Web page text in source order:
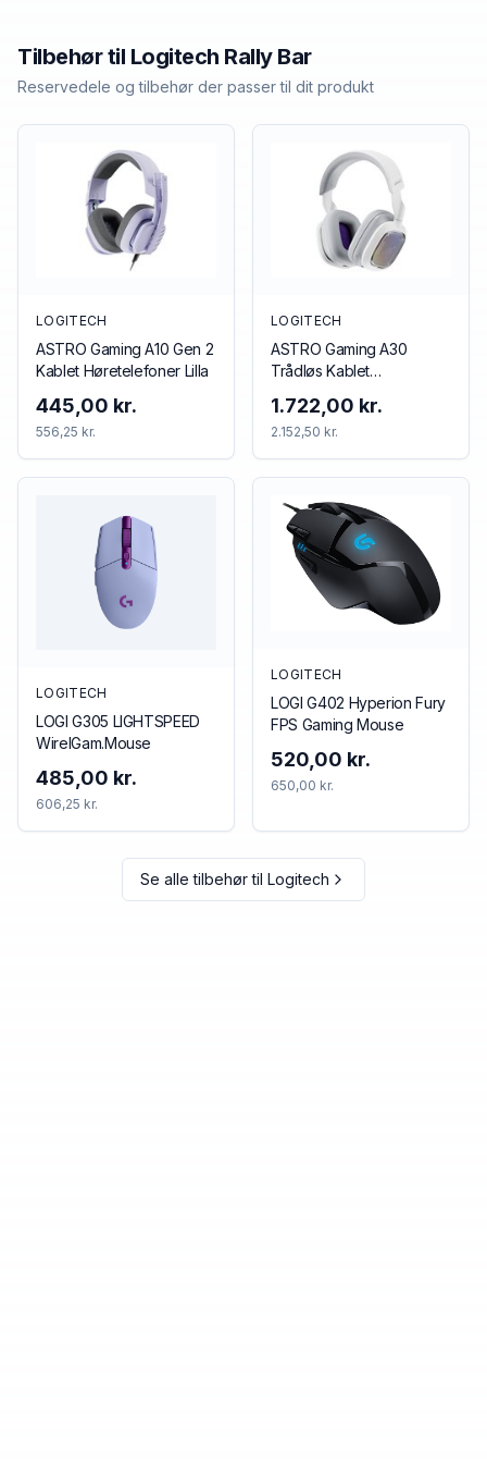
Tilbehør til Logitech Rally Bar
Reservedele og tilbehør der passer til dit produkt
LOGITECH
ASTRO Gaming A10 Gen 2
Kablet Høretelefoner Lilla
445,00 kr.
556,25 kr.
LOGITECH
ASTRO Gaming A30
Trådløs Kablet
1.722,00 kr.
2.152,50 kr.
LOGITECH
LOGI G305 LIGHTSPEED
WirelGam.Mouse
485,00 kr.
606,25 kr.
LOGITECH
LOGI G402 Hyperion Fury
FPS Gaming Mouse
520,00 kr.
650,00 kr.
Se alle tilbehør til Logitech